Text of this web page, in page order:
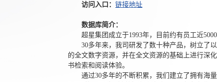
访问入口： 链接地址
数据库简介：
超星集团成立于1993年，目前约有员工近
30多年来，我司研发了数十种产品，树立了
的全文数字资源，并在全文资源的基础上进行深
书检索和阅读体验。
通过30多年的不断积累，我们建立了拥有海